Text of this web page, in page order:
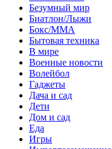
Безумный мир
Биатлон/Лыжи
Бокс/MMA
Бытовая техника
В мире
Военные новости
Волейбол
Гаджеты
Дача и сад
Дети
Дом и сад
Еда
Игры